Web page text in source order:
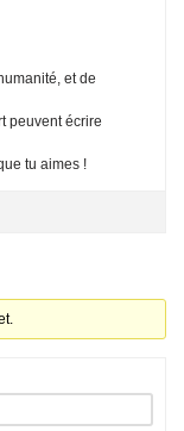
et de
peuvent écrire
tu aimes !